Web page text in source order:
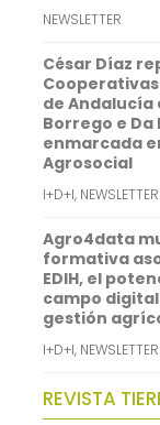
NEWSLETTER
César Díaz
de Andalucía
Borrego e Da
enmarcada
Agrosocial
I+D+I, NEWSLETTER
Agro4data
formativa
EDIH, el
campo
gestión
I+D+I, NEWSLETTER
REVISTA